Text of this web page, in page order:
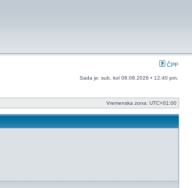
ČPP
Sada je: sub, kol 08.08.2026 • 12:40 pm.
Vremenska zona: UTC+01:00